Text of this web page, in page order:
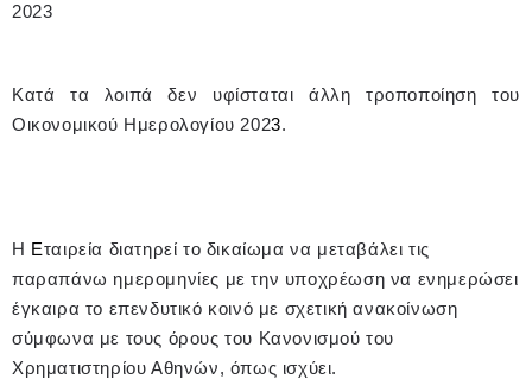
2023
Κατά τα λοιπά δεν υφίσταται άλλη τροποποίηση του
Οικονομικού Ημερολογίου 2023.
Η Εταιρεία διατηρεί το δικαίωμα να μεταβάλει τις
παραπάνω ημερομηνίες με την υποχρέωση να ενημερώσει
έγκαιρα το επενδυτικό κοινό με σχετική ανακοίνωση
σύμφωνα με τους όρους του Κανονισμού του
Χρηματιστηρίου Αθηνών, όπως ισχύει.